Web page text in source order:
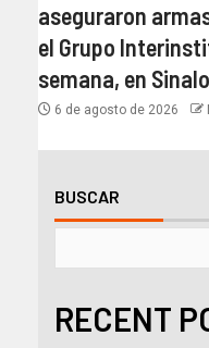
aseguraron
el Grupo
semana, en
6 de agosto de 2026
BUSCAR
RECENT